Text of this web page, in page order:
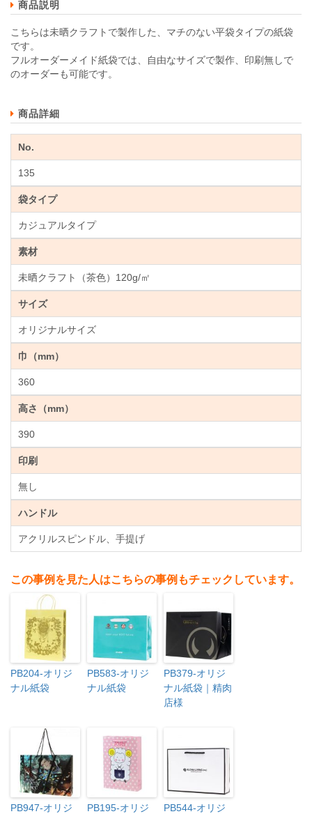
商品説明
こちらは未晒クラフトで製作した、マチのない平袋タイプの紙袋
です。
フルオーダーメイド紙袋では、自由なサイズで製作、印刷無しで
のオーダーも可能です。
商品詳細
No.
135
袋タイプ
カジュアルタイプ
素材
未晒クラフト（茶色）120g/㎡
サイズ
オリジナルサイズ
巾（mm）
360
高さ（mm）
390
印刷
無し
ハンドル
アクリルスピンドル、手提げ
この事例を見た人はこちらの事例もチェックしています。
PB204-オリジ
ナル紙袋
PB583-オリジ
ナル紙袋
PB379-オリジ
ナル紙袋｜精肉
店様
PB947-オリジ
PB195-オリジ
PB544-オリジ